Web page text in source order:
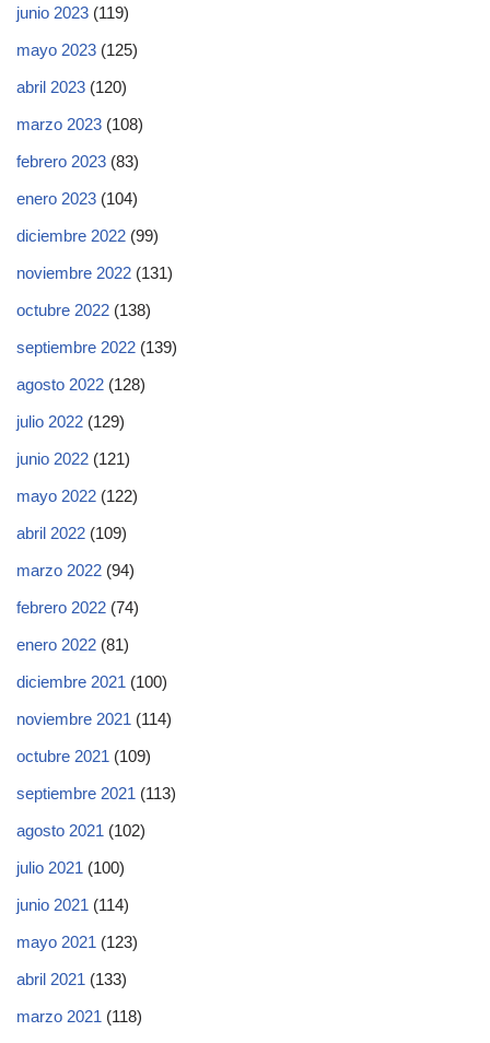
junio 2023 (119)
mayo 2023 (125)
abril 2023 (120)
marzo 2023 (108)
febrero 2023 (83)
enero 2023 (104)
diciembre 2022 (99)
noviembre 2022 (131)
octubre 2022 (138)
septiembre 2022 (139)
agosto 2022 (128)
julio 2022 (129)
junio 2022 (121)
mayo 2022 (122)
abril 2022 (109)
marzo 2022 (94)
febrero 2022 (74)
enero 2022 (81)
diciembre 2021 (100)
noviembre 2021 (114)
octubre 2021 (109)
septiembre 2021 (113)
agosto 2021 (102)
julio 2021 (100)
junio 2021 (114)
mayo 2021 (123)
abril 2021 (133)
marzo 2021 (118)